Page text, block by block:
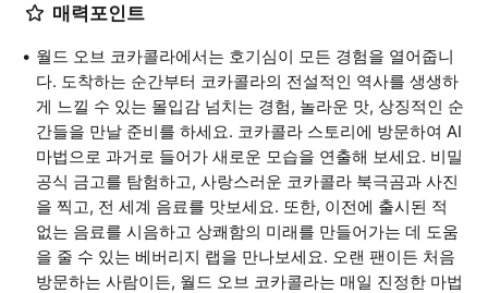
매력포인트
월드 오브 코카콜라에서는 호기심이 모든 경험을 열어줍니
다. 도착하는 순간부터 코카콜라의 전설적인 역사를 생생하
게 느낄 수 있는 몰입감 넘치는 경험, 놀라운 맛, 상징적인 순
간들을 만날 준비를 하세요. 코카콜라 스토리에 방문하여 AI
마법으로 과거로 들어가 새로운 모습을 연출해 보세요. 비밀
공식 금고를 탐험하고, 사랑스러운 코카콜라 북극곰과 사진
을 찍고, 전 세계 음료를 맛보세요. 또한, 이전에 출시된 적
없는 음료를 시음하고 상쾌함의 미래를 만들어가는 데 도움
을 줄 수 있는 베버리지 랩을 만나보세요. 오랜 팬이든 처음
방문하는 사람이든, 월드 오브 코카콜라는 매일 진정한 마법